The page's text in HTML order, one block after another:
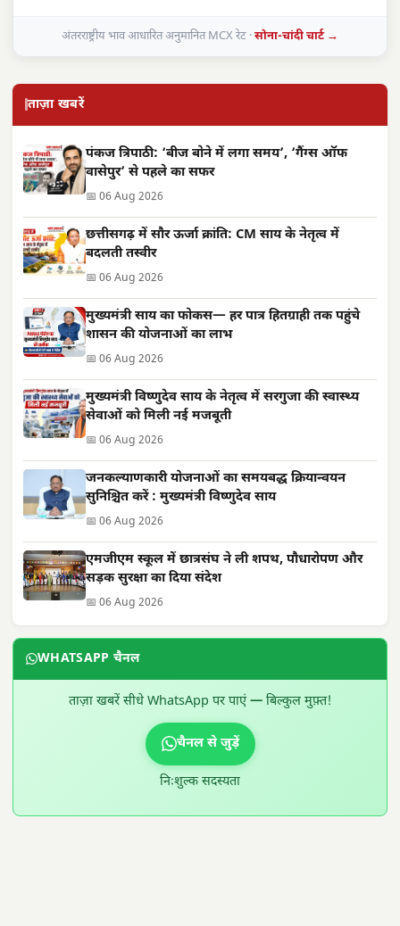
अंतरराष्ट्रीय भाव आधारित अनुमानित MCX रेट ·सोना-चांदी चार्ट →
ताज़ा खबरें
पंकज त्रिपाठी: ‘बीज बोने में लगा समय’, ‘गैंग्स ऑफ
वासेपुर’ से पहले का सफर
📅 06 Aug 2026
छत्तीसगढ़ में सौर ऊर्जा क्रांति: CM साय के नेतृत्व में
बदलती तस्वीर
📅 06 Aug 2026
मुख्यमंत्री साय का फोकस— हर पात्र हितग्राही तक पहुंचे
शासन की योजनाओं का लाभ
📅 06 Aug 2026
मुख्यमंत्री विष्णुदेव साय के नेतृत्व में सरगुजा की स्वास्थ्य
सेवाओं को मिली नई मजबूती
📅 06 Aug 2026
जनकल्याणकारी योजनाओं का समयबद्ध क्रियान्वयन
सुनिश्चित करें : मुख्यमंत्री विष्णुदेव साय
📅 06 Aug 2026
एमजीएम स्कूल में छात्रसंघ ने ली शपथ, पौधारोपण और
सड़क सुरक्षा का दिया संदेश
📅 06 Aug 2026
WHATSAPP चैनल
ताज़ा खबरें सीधे WhatsApp पर पाएं — बिल्कुल मुफ़्त!
चैनल से जुड़ें
निःशुल्क सदस्यता